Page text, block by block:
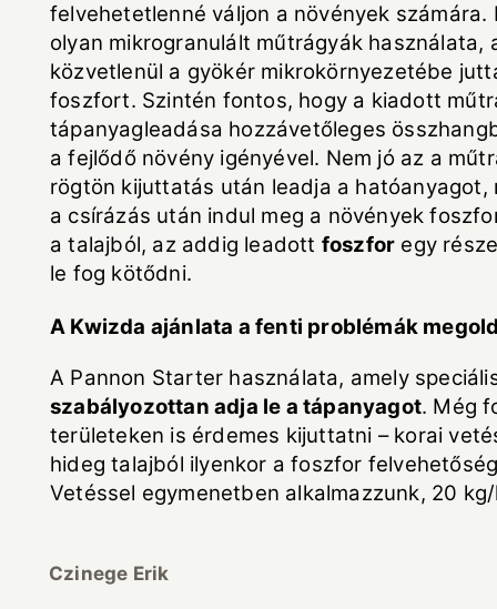
felvehetetlenné váljon a növények számára.
olyan mikrogranulált műtrágyák használata,
közvetlenül a gyökér mikrokörnyezetébe
foszfort. Szintén fontos, hogy a kiadott
tápanyagleadása hozzávetőleges
a fejlődő növény igényével. Nem jó az a
rögtön kijuttatás után leadja a hatóanyagot,
a csírázás után indul meg a növények
a talajból, az addig leadott foszfor egy
le fog kötődni.
A Kwizda ajánlata a fenti problémák
A Pannon Starter használata, amely
szabályozottan adja le a tápanyagot. Még
területeken is érdemes kijuttatni – korai
hideg talajból ilyenkor a foszfor
Vetéssel egymenetben alkalmazzunk, 20
Czinege Erik